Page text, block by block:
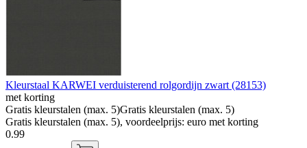
Kleurstaal KARWEI verduisterend rolgordijn zwart (28153)
met korting
Gratis kleurstalen (max. 5)Gratis kleurstalen (max. 5)
Gratis kleurstalen (max. 5), voordeelprijs: euro met korting
0.99